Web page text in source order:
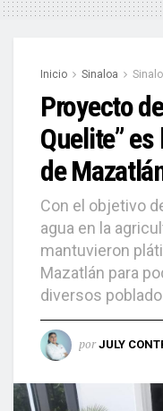
Inicio Sinaloa
Proyecto
Quelite”
de
Con el objetivo
agua en la
mantuvieron
Mazatlán para
diversos
por JULY